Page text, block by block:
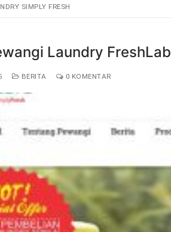
SIMPLY FRESH
Laundry FreshLab
BERITA 0 KOMENTAR